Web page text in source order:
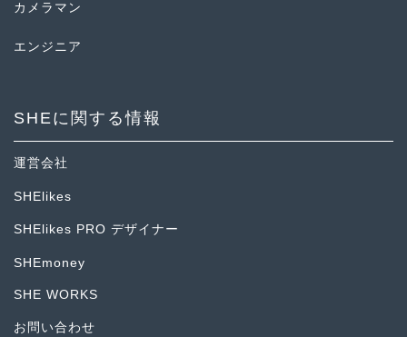
カメラマン
エンジニア
SHEに関する情報
運営会社
SHElikes
SHElikes PRO デザイナー
SHEmoney
SHE WORKS
お問い合わせ